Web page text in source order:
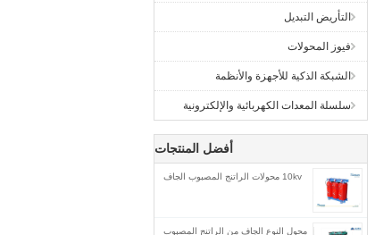
التأريض التبديل
فيوز المحولات
الشبكة الذكية للأجهزة والأنظمة
سلسلة المعدات الكهربائية والإلكترونية
أفضل المنتجات
10kv محولات الراتنج المصبوب الجاف
محول النوع الجاف من الراتنج المصبوب